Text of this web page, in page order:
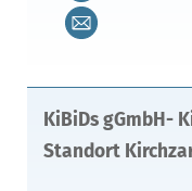
KiBiDs gGmbH-
Standort